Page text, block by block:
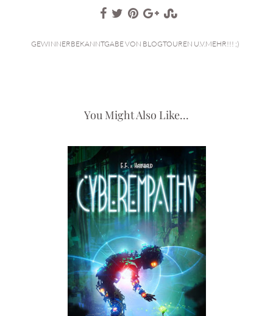
GEWINNERBEKANNTGABE VON BLOGTOUREN U.V.MEHR!!! ;)
You Might Also Like...